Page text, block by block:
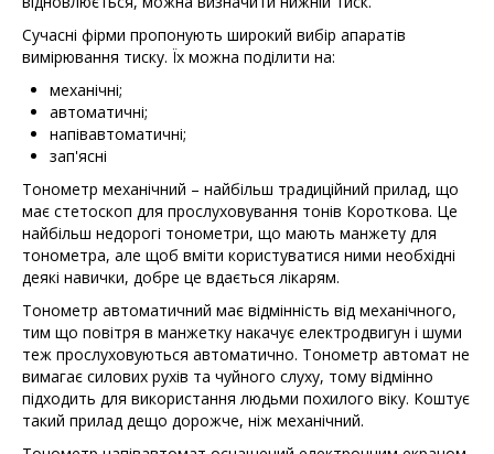
Сучасні фірми пропонують широкий вибір апаратів
вимірювання тиску. Їх можна поділити на:
механічні;
автоматичні;
напівавтоматичні;
зап'ясні
Тонометр механічний – найбільш традиційний прилад, що
має стетоскоп для прослуховування тонів Короткова. Це
найбільш недорогі тонометри, що мають манжету для
тонометра, але щоб вміти користуватися ними необхідні
деякі навички, добре це вдається лікарям.
Тонометр автоматичний має відмінність від механічного,
тим що повітря в манжетку накачує електродвигун і шуми
теж прослуховуються автоматично. Тонометр автомат не
вимагає силових рухів та чуйного слуху, тому відмінно
підходить для використання людьми похилого віку. Коштує
такий прилад дещо дорожче, ніж механічний.